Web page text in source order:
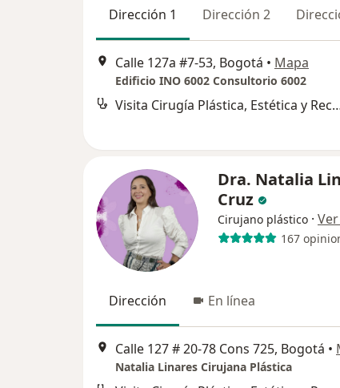
Dirección 1 Dirección 2
Calle 127a #7-53, Bogotá • Mapa
Edificio INO 6002 Consultorio 6002
Visita Cirugía Plástica,
Dra. Natalia
Cruz
Cirujano plástico ·
167
Dirección En línea
Calle 127 # 20-78 Cons 725, Bogotá •
Natalia Linares Cirujana Plástica